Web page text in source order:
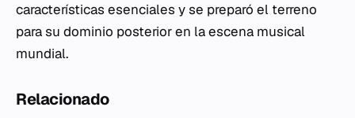
características esenciales y se preparó el terreno
para su dominio posterior en la escena musical
mundial.
Relacionado